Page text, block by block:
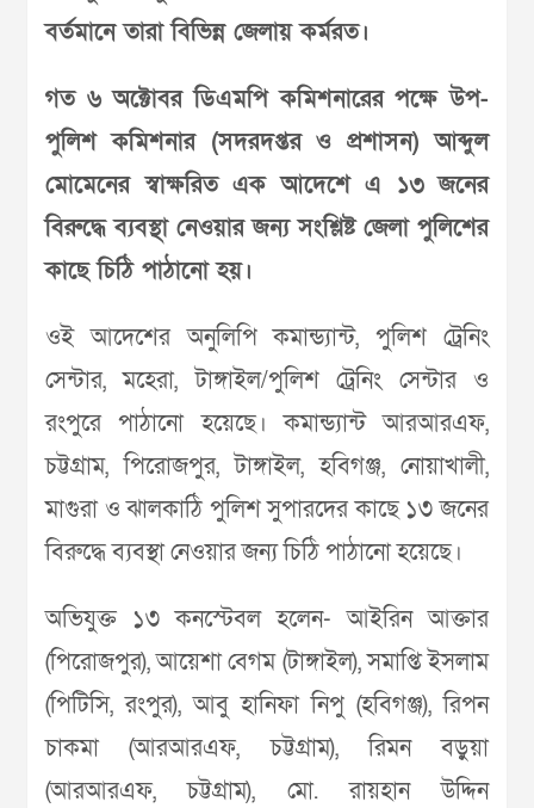
বর্তমানে তারা বিভিন্ন জেলায় কর্মরত।
গত ৬ অক্টোবর ডিএমপি কমিশনারের পক্ষে উপ-
পুলিশ কমিশনার (সদরদপ্তর ও প্রশাসন) আব্দুল
মোমেনের স্বাক্ষরিত এক আদেশে এ ১৩ জনের
বিরুদ্ধে ব্যবস্থা নেওয়ার জন্য সংশ্লিষ্ট জেলা পুলিশের
কাছে চিঠি পাঠানো হয়।
ওই আদেশের অনুলিপি কমান্ড্যান্ট, পুলিশ ট্রেনিং
সেন্টার, মহেরা, টাঙ্গাইল/পুলিশ ট্রেনিং সেন্টার ও
রংপুরে পাঠানো হয়েছে। কমান্ড্যান্ট আরআরএফ,
চট্টগ্রাম, পিরোজপুর, টাঙ্গাইল, হবিগঞ্জ, নোয়াখালী,
মাগুরা ও ঝালকাঠি পুলিশ সুপারদের কাছে ১৩ জনের
বিরুদ্ধে ব্যবস্থা নেওয়ার জন্য চিঠি পাঠানো হয়েছে।
অভিযুক্ত ১৩ কনস্টেবল হলেন- আইরিন আক্তার
(পিরোজপুর), আয়েশা বেগম (টাঙ্গাইল), সমাপ্তি ইসলাম
(পিটিসি, রংপুর), আবু হানিফা নিপু (হবিগঞ্জ), রিপন
চাকমা (আরআরএফ, চট্টগ্রাম), রিমন বড়ুয়া
(আরআরএফ, চট্টগ্রাম), মো. রায়হান উদ্দিন